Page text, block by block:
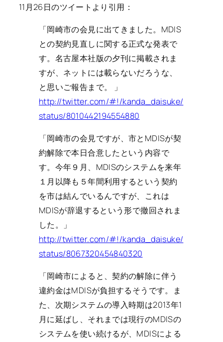
11月26日のツイートより引用：
「岡崎市の会見に出てきました。MDIS
との契約見直しに関する正式な発表で
す。名古屋本社版の夕刊に掲載されま
すが、ネットには載らないだろうな、
と思いご報告まで。 」
http://twitter.com/#!/kanda_daisuke/
status/8010442194554880
「岡崎市の会見ですが、市とMDISが契
約解除で本日合意したという内容で
す。今年９月、MDISのシステムを来年
１月以降も５年間利用するという契約
を市は結んでいるんですが、これは
MDISが辞退するという形で撤回されま
した。」
http://twitter.com/#!/kanda_daisuke/
status/8067320454840320
「岡崎市によると、契約の解除に伴う
違約金はMDISが負担するそうです。ま
た、次期システムの導入時期は2013年1
月に延ばし、それまでは現行のMDISの
システムを使い続けるが、MDISによる